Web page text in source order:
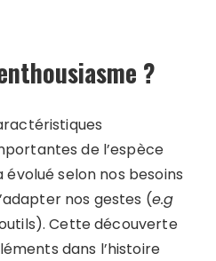
?
de l’espèce
évolué selon nos besoins
nos gestes (e.g
Cette découverte
dans l’histoire